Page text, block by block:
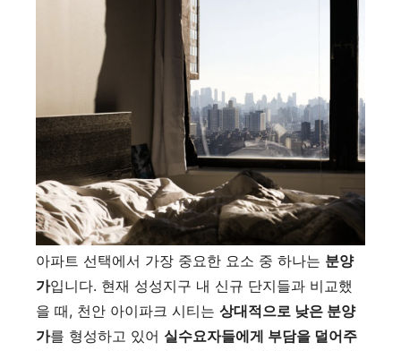
아파트 선택에서 가장 중요한 요소 중 하나는 분양
가입니다. 현재 성성지구 내 신규 단지들과 비교했
을 때, 천안 아이파크 시티는 상대적으로 낮은 분양
가를 형성하고 있어 실수요자들에게 부담을 덜어주